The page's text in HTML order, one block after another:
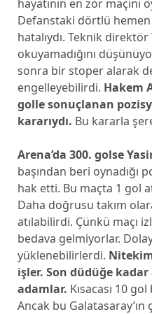
hayatının en zor maçını
Defanstaki dörtlü
hatalıydı. Teknik
okuyamadığını
sonra bir stoper alarak
engelleyebilirdi. Hakem
golle sonuçlanan
kararıydı. Bu kararla
Arena’da 300. golse
başından beri oynadığı
hak etti. Bu maçta 1 gol
Daha doğrusu takım
atılabilirdi. Çünkü maçı
bedava gelmiyorlar.
yüklenebilirlerdi.
işler. Son düdüğe
adamlar. Kısacası 10
Ancak bu